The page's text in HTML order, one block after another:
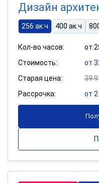
Дизайн
256 ак.ч 400 ак.ч
Кол-во часов:
от
Стоимость:
от
Старая цена:
39
Рассрочка:
от